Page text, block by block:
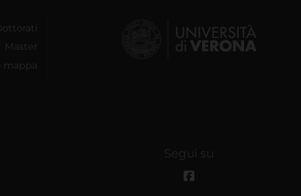
Master
mappa
Segui su